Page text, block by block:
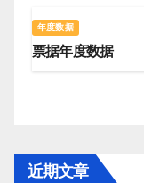
年度数据
票据年度数据
近期文章